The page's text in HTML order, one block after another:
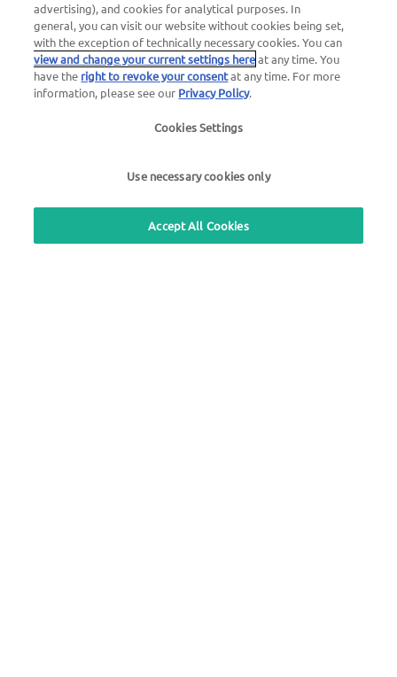
Non-stop nouzové číslo pro zablokování karty
00800 88 226 226 (zdarma)
nebo
+49 6027 509-666
UTA Czech s.r.o.
Pernerova 691/42
186 00 Praha 8 - Karlín
IČ: 04769490
advertising), and cookies for analytical purposes. In
general, you can visit our website without cookies being set,
with the exception of technically necessary cookies. You can
view and change your current settings hereat any time. You
have the right to revoke your consentat any time. For more
information, please see our Privacy Policy.
Cookies Settings
Use necessary cookies only
Accept All Cookies